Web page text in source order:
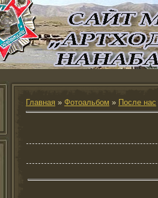
Главная » Фотоальбом » После нас